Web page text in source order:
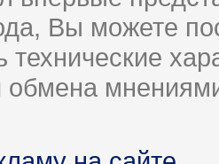
Вы можете
технические